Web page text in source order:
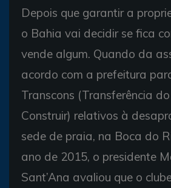
Depois que garantir a
o Bahia vai decidir se fica
vende algum. Quando da
acordo com a prefeitura
Transcons (Transferência
Construir) relativos à
sede de praia, na Boca do
ano de 2015, o presidente
Sant’Ana avaliou que o